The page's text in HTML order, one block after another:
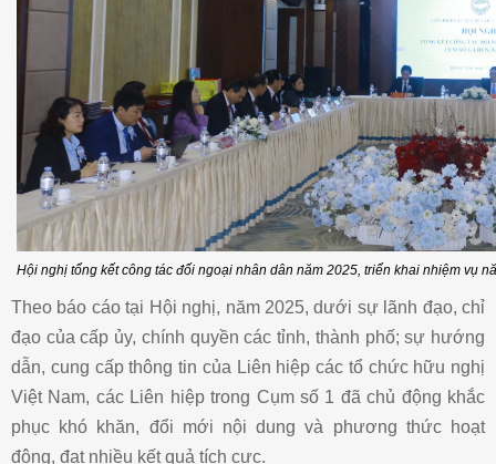
Hội nghị tổng kết công tác đối ngoại nhân dân năm 2025, triển khai nhiệm vụ
Theo báo cáo tại Hội nghị, năm 2025, dưới sự lãnh đạo, chỉ
đạo của cấp ủy, chính quyền các tỉnh, thành phố; sự hướng
dẫn, cung cấp thông tin của Liên hiệp các tổ chức hữu nghị
Việt Nam, các Liên hiệp trong Cụm số 1 đã chủ động khắc
phục khó khăn, đổi mới nội dung và phương thức hoạt
động, đạt nhiều kết quả tích cực.